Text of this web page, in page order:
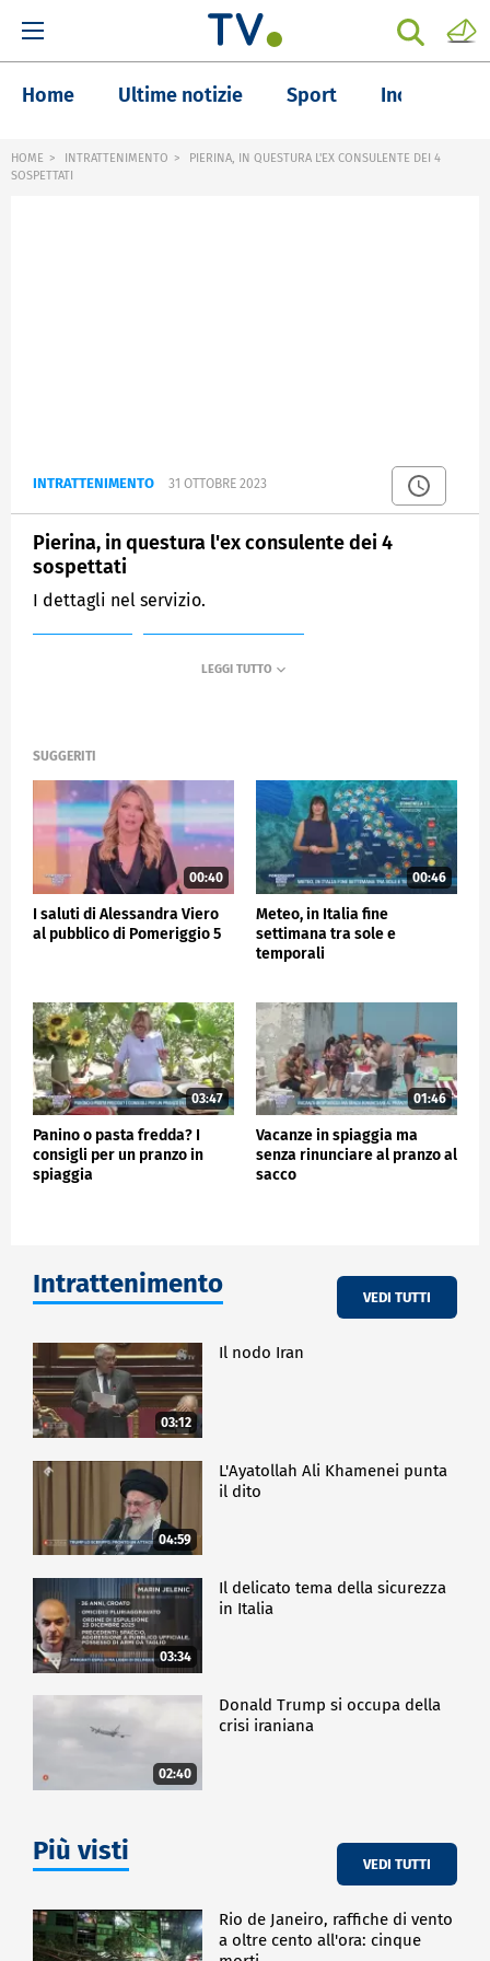
Home Ultime notizie Sport Inchieste
HOME INTRATTENIMENTO
PIERINA, IN QUESTURA L'EX CONSULENTE DEI 4
SOSPETTATI
INTRATTENIMENTO 31 OTTOBRE 2023
Pierina, in questura l'ex consulente dei 4
sospettati
I dettagli nel servizio.
SUGGERITI
00:40
I saluti di Alessandra Viero
al pubblico di Pomeriggio 5
00:46
Meteo, in Italia fine
settimana tra sole e
temporali
03:47
Panino o pasta fredda? I
consigli per un pranzo in
spiaggia
01:46
Vacanze in spiaggia ma
senza rinunciare al pranzo al
sacco
Intrattenimento VEDI TUTTI
03:12
Il nodo Iran
04:59
L'Ayatollah Ali Khamenei punta
il dito
03:34
Il delicato tema della sicurezza
in Italia
02:40
Donald Trump si occupa della
crisi iraniana
Più visti VEDI TUTTI
Rio de Janeiro, raffiche di vento
a oltre cento all'ora: cinque